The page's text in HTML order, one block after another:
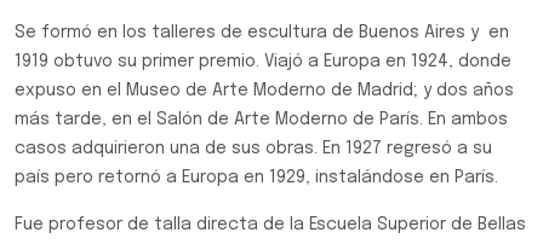
Se formó en los talleres de escultura de Buenos Aires y en
1919 obtuvo su primer premio. Viajó a Europa en 1924, donde
expuso en el Museo de Arte Moderno de Madrid; y dos años
más tarde, en el Salón de Arte Moderno de París. En ambos
casos adquirieron una de sus obras. En 1927 regresó a su
país pero retornó a Europa en 1929, instalándose en París. ​
Fue profesor de talla directa de la Escuela Superior de Bellas